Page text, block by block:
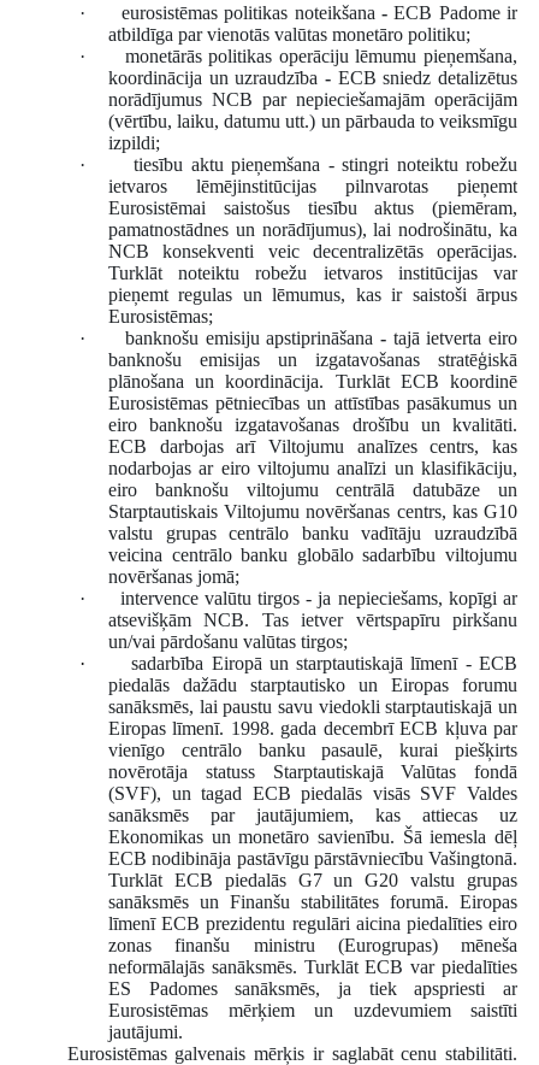
·
eurosistēmas politikas noteikšana -ECB Padome ir
atbildīga par vienotās valūtas monetāro politiku;
·
monetārās politikas operāciju lēmumu pieņemšana,
koordinācija un uzraudzība - ECB sniedz detalizētus
norādījumus NCB par nepieciešamajām operācijām
(vērtību, laiku, datumu utt.) un pārbauda to veiksmīgu
izpildi;
·
tiesību aktu pieņemšana -stingri noteiktu robežu
ietvaros lēmējinstitūcijas pilnvarotas pieņemt
Eurosistēmai saistošus tiesību aktus (piemēram,
pamatnostādnes un norādījumus), lai nodrošinātu, ka
NCB konsekventi veic decentralizētās operācijas.
Turklāt noteiktu robežu ietvaros institūcijas var
pieņemt regulas un lēmumus, kas ir saistoši ārpus
Eurosistēmas;
·
banknošu emisiju apstiprināšana - tajā ietverta eiro
banknošu emisijas un izgatavošanas stratēģiskā
plānošana un koordinācija. Turklāt ECB koordinē
Eurosistēmas pētniecības un attīstības pasākumus un
eiro banknošu izgatavošanas drošību un kvalitāti.
ECB darbojas arī Viltojumu analīzes centrs, kas
nodarbojas ar eiro viltojumu analīzi un klasifikāciju,
eiro banknošu viltojumu centrālā datubāze un
Starptautiskais Viltojumu novēršanas centrs, kas G10
valstu grupas centrālo banku vadītāju uzraudzībā
veicina centrālo banku globālo sadarbību viltojumu
novēršanas jomā;
·
intervence valūtu tirgos -ja nepieciešams, kopīgi ar
atsevišķām NCB. Tas ietver vērtspapīru pirkšanu
un/vai pārdošanu valūtas tirgos;
·
sadarbība Eiropā un starptautiskajā līmenī -ECB
piedalās dažādu starptautisko un Eiropas forumu
sanāksmēs, lai paustu savu viedokli starptautiskajā un
Eiropas līmenī. 1998. gada decembrī ECB kļuva par
vienīgo centrālo banku pasaulē, kurai piešķirts
novērotāja statuss Starptautiskajā Valūtas fondā
(SVF), un tagad ECB piedalās visās SVF Valdes
sanāksmēs par jautājumiem, kas attiecas uz
Ekonomikas un monetāro savienību. Šā iemesla dēļ
ECB nodibināja pastāvīgu pārstāvniecību Vašingtonā.
Turklāt ECB piedalās G7 un G20 valstu grupas
sanāksmēs un Finanšu stabilitātes forumā. Eiropas
līmenī ECB prezidentu regulāri aicina piedalīties eiro
zonas finanšu ministru (Eurogrupas) mēneša
neformālajās sanāksmēs. Turklāt ECB var piedalīties
ES Padomes sanāksmēs, ja tiek apspriesti ar
Eurosistēmas mērķiem un uzdevumiem saistīti
jautājumi.
Eurosistēmas galvenais mērķis ir saglabāt cenu stabilitāti.